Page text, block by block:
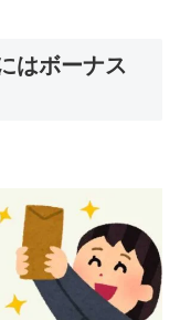
はボーナス